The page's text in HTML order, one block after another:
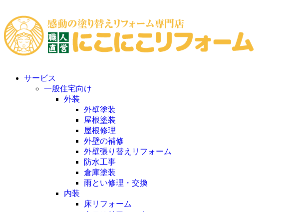
サービス
一般住宅向け
外装
外壁塗装
屋根塗装
屋根修理
外壁の補修
外壁張り替えリフォーム
防水工事
倉庫塗装
雨とい修理・交換
内装
床リフォーム